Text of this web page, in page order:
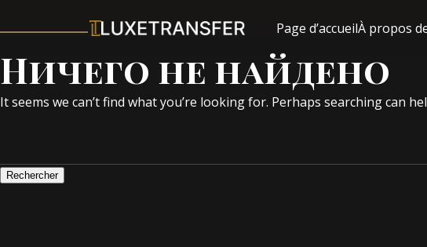
Page d’accueilÀ propos
Ничего не найдено
It seems we can’t find what you’re looking for. Perhaps searching can